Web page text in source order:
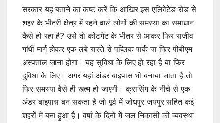
सरकार यह बताने का कष्ट करें कि आखिर इस एलिवेटेड रोड से
शहर के भीतरी क्षेत्र में रहने वाले लोगों की समस्या का समाधान
कैसे हो रहा है? उसे तो कोटगेट के भीतर से आकर फिर राजीव
गांधी मार्ग होकर एक लंबे रास्ते से पब्लिक पार्क या फिर पीबीएम
अस्पताल जाना होगा। यह सुविधा के लिए हो रहा है या फिर
दुविधा के लिए। अगर यहां अंडर बाइपास भी बनाया जाता है तो
फिर समस्या वैसे ही खत्म हो जाएगी। क्रासिंग के नीचे से एक
अंडर बाइपास बन सकता है जो पूर्व में जोधपुर जयपुर सहित कई
शहरों में बना हुआ है। वर्षा के दिनों में जल निकासी की व्यवस्था